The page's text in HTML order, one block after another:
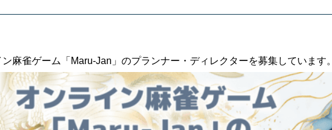
麻雀ゲーム「Maru-Jan」のプランナー・ディレクターを募集しています。